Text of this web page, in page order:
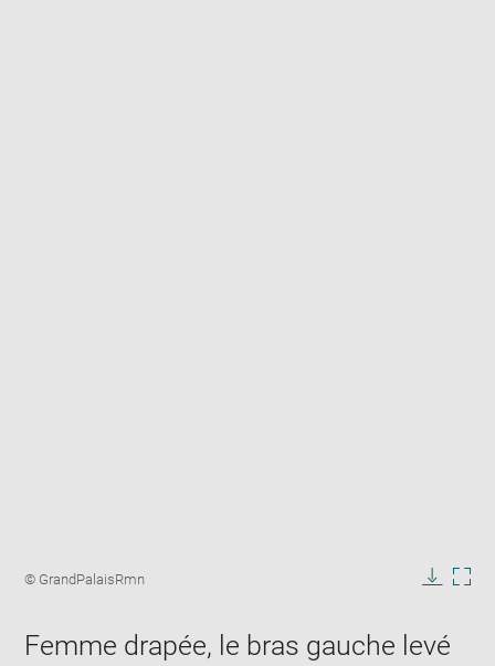
window
Image
© GrandPalaisRmn
Femme drapée, le bras gauche levé